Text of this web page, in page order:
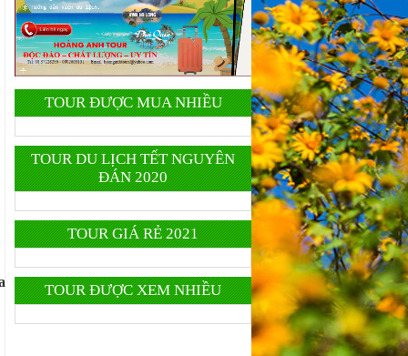
TOUR ĐƯỢC MUA NHIỀU
TOUR DU LỊCH TẾT NGUYÊN
ĐÁN 2020
TOUR GIÁ RẺ 2021
TOUR ĐƯỢC XEM NHIỀU